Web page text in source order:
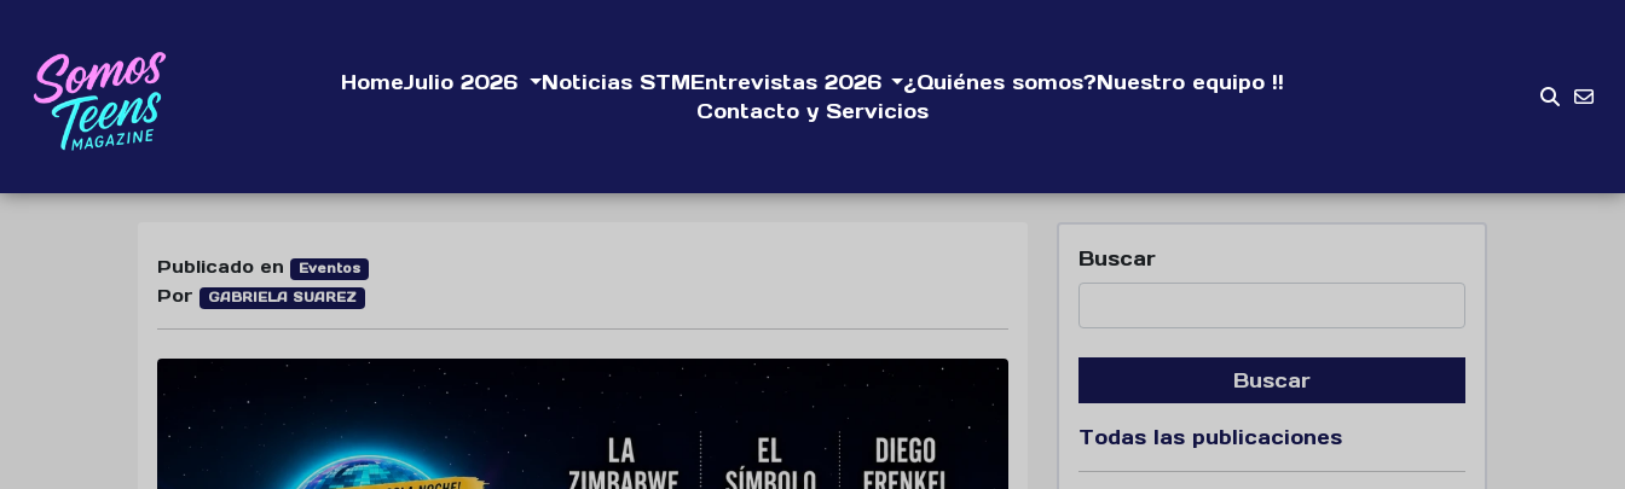
HomeJulio 2026 Noticias STMEntrevistas 2026 ¿Quiénes somos?Nuestro equipo !!
Contacto y Servicios
Publicado en Eventos
Por GABRIELA SUAREZ
Buscar
Buscar
Todas las publicaciones